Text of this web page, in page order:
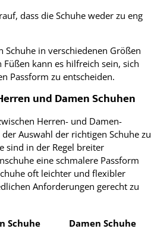
dass die Schuhe weder zu eng
Schuhe in verschiedenen Größen
kann es hilfreich sein, sich
Passform zu entscheiden.
und Damen Schuhen
Herren- und Damen-
Auswahl der richtigen Schuhe zu
sind in der Regel breiter
eine schmalere Passform
oft leichter und flexibler
Anforderungen gerecht zu
Schuhe
Damen Schuhe